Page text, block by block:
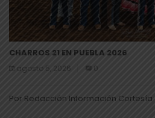
CHARROS 21 EN PUEBLA 2026
agosto 5, 2026 0
Por Redacción Información Cortesía